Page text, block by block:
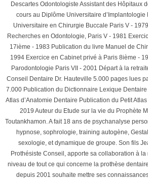
Descartes Odontologiste Assistant des Hôpitaux
cours au Diplôme Universitaire d’Implantologie
Universitaire en Chirurgie Buccale Paris V -
Recherches en Odontologie, Paris V - 1981
17ième - 1983 Publication du livre Manuel de
1994 Exercice en Cabinet privé à Paris 8ième -
Parodontologie Paris VII - 2001 Départ à la
Conseil Dentaire Dr. Hauteville 5.000 pages lues
7.000 Publication du Dictionnaire Lexique
Atlas d’Anatomie Dentaire Publication du Petit
2019 Auteur du Etude sur la vie du Prophète
Toutankhamon. A fait 18 ans de psychanalyse
hypnose, sophrologie, training autogène,
sexologie, et dynamique de groupe. Son fils
Prothésiste Conseil, apporte sa collaboration à
niveau de tout ce qui concerne la prothèse
depuis 2001 souhaite mettre ses